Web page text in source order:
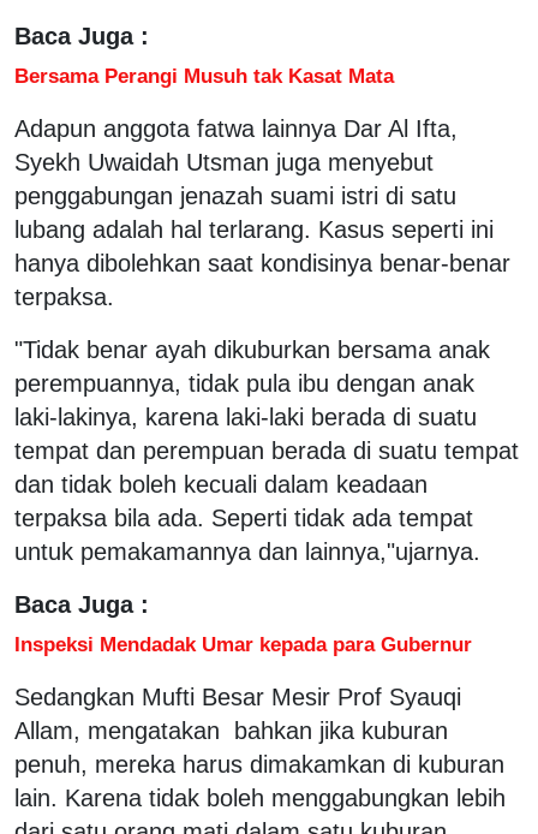
Baca Juga :
Bersama Perangi Musuh tak Kasat Mata
Adapun anggota fatwa lainnya Dar Al Ifta,
Syekh Uwaidah Utsman juga menyebut
penggabungan jenazah suami istri di satu
lubang adalah hal terlarang. Kasus seperti ini
hanya dibolehkan saat kondisinya benar-benar
terpaksa.
"Tidak benar ayah dikuburkan bersama anak
perempuannya, tidak pula ibu dengan anak
laki-lakinya, karena laki-laki berada di suatu
tempat dan perempuan berada di suatu tempat
dan tidak boleh kecuali dalam keadaan
terpaksa bila ada. Seperti tidak ada tempat
untuk pemakamannya dan lainnya,"ujarnya.
Baca Juga :
Inspeksi Mendadak Umar kepada para Gubernur
Sedangkan Mufti Besar Mesir Prof Syauqi
Allam, mengatakan bahkan jika kuburan
penuh, mereka harus dimakamkan di kuburan
lain. Karena tidak boleh menggabungkan lebih